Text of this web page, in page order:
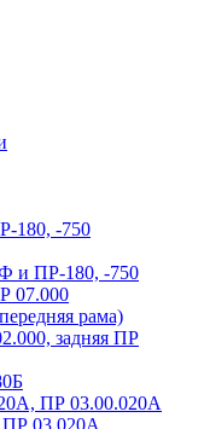
180, -750
и ПР-180, -750
07.000
рама)
задняя ПР
ПР 03.00.020А
ПР 03.020A